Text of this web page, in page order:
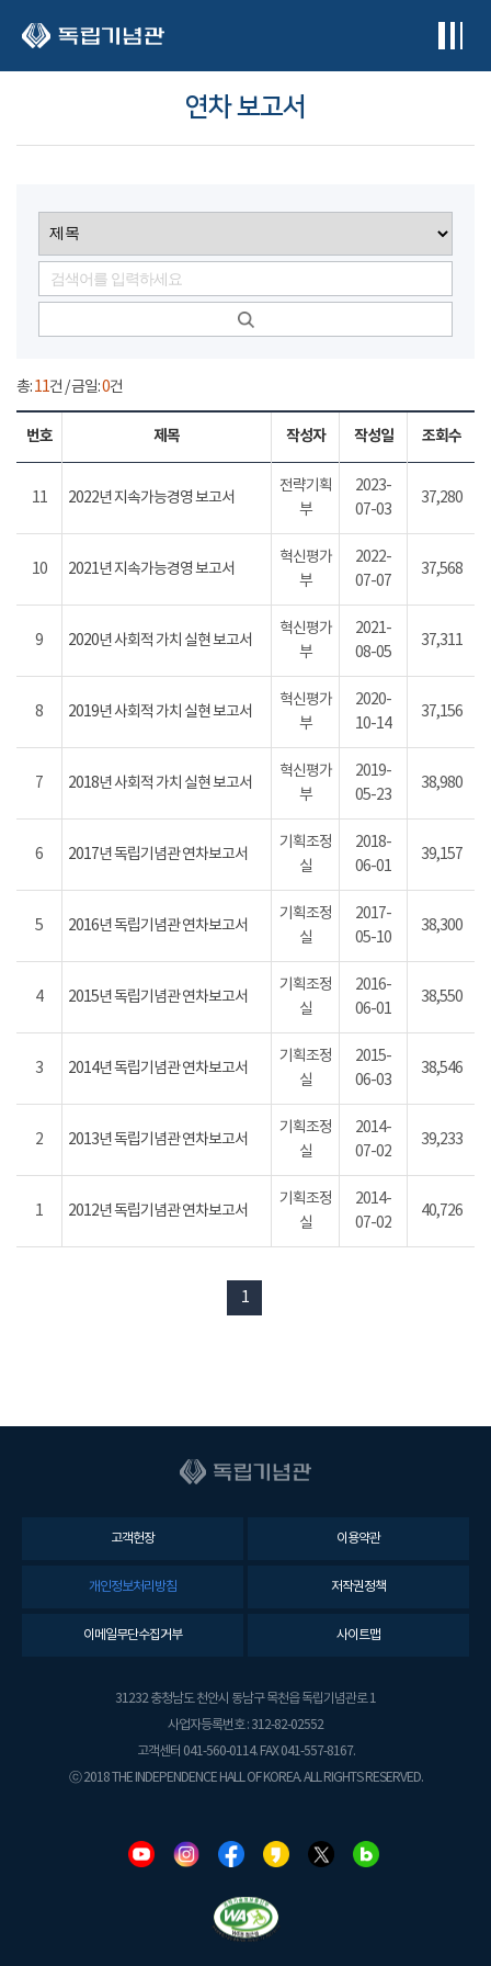
연차 보고서
총:11건 / 금일:0건
번호 제목 작성자 작성일 조회수
11 2022년 지속가능경영 보고서
전략기획
부
2023-
07-03
37,280
10 2021년 지속가능경영 보고서
혁신평가
부
2022-
07-07
37,568
9 2020년 사회적 가치 실현 보고서
혁신평가
부
2021-
08-05
37,311
8 2019년 사회적 가치 실현 보고서
혁신평가
부
2020-
10-14
37,156
7 2018년 사회적 가치 실현 보고서
혁신평가
부
2019-
05-23
38,980
6 2017년 독립기념관 연차보고서
기획조정
실
2018-
06-01
39,157
5 2016년 독립기념관 연차보고서
기획조정
실
2017-
05-10
38,300
4 2015년 독립기념관 연차보고서
기획조정
실
2016-
06-01
38,550
3 2014년 독립기념관 연차보고서
기획조정
실
2015-
06-03
38,546
2 2013년 독립기념관 연차보고서
기획조정
실
2014-
07-02
39,233
1 2012년 독립기념관 연차보고서
기획조정
실
2014-
07-02
40,726
1
고객헌장 이용약관
개인정보처리방침 저작권정책
이메일무단수집거부 사이트맵
31232 충청남도 천안시 동남구 목천읍 독립기념관로 1
사업자등록번호 : 312-82-02552
고객센터 041-560-0114. FAX 041-557-8167.
ⓒ 2018 THE INDEPENDENCE HALL OF KOREA. ALL RIGHTS RESERVED.